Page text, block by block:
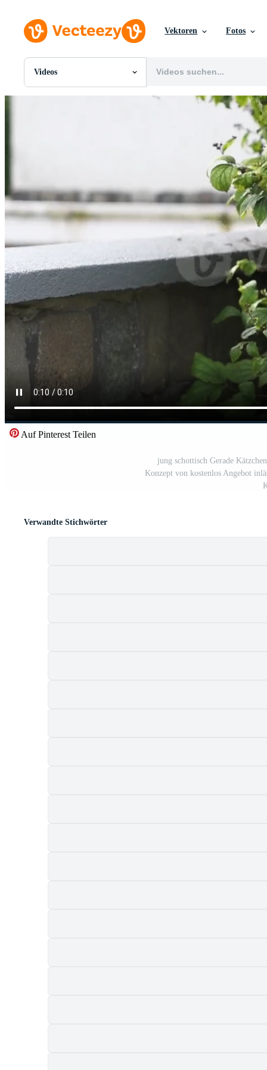
Vektoren Fotos
Videos
Alle Bilder
Motion Graphics
Redaktionelle Bilder
Redaktionelle Ereignisse
Auf Pinterest Teilen
jung schottisch Gerade
Konzept von kostenlos Angebot
Verwandte Stichwörter